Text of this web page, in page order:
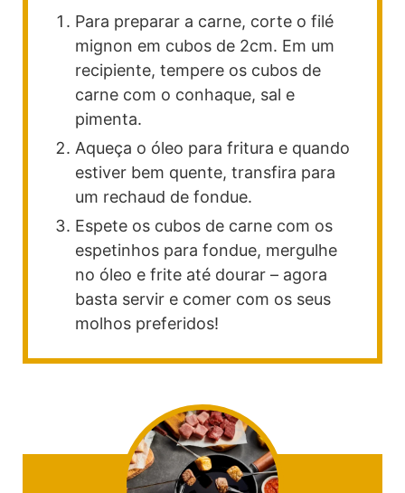
Para preparar a carne, corte o filé
mignon em cubos de 2cm. Em um
recipiente, tempere os cubos de
carne com o conhaque, sal e
pimenta.
Aqueça o óleo para fritura e quando
estiver bem quente, transfira para
um rechaud de fondue.
Espete os cubos de carne com os
espetinhos para fondue, mergulhe
no óleo e frite até dourar – agora
basta servir e comer com os seus
molhos preferidos!